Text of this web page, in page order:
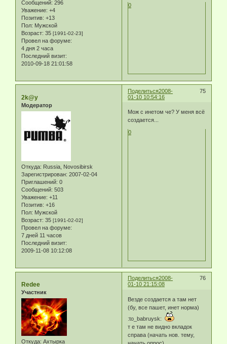
Сообщений: 296
Уважение: +4
Позитив: +13
Пол: Мужской
Возраст: 35 [1991-02-23]
Провел на форуме:
4 дня 2 часа
Последний визит:
2010-09-18 21:01:58
0
Поделиться 75
2008-
01-10 10:54:16
2k@y
Модератор
Откуда: Russia, Novosibirsk
Зарегистрирован: 2007-02-04
Приглашений: 0
Сообщений: 503
Уважение: +11
Позитив: +16
Пол: Мужской
Возраст: 35 [1991-02-02]
Провел на форуме:
7 дней 11 часов
Последний визит:
2009-11-08 10:12:08
Мож с инетом че? У меня всё
создается...
0
Поделиться 76
2008-
01-10 21:15:08
Redee
Участник
Откуда: Ахтырка
Везде создается а там нет
(бу, все пашет, инет норма)
:to_babruysk:
т е там не видно вкладок
справа (начать нов. тему,
начать опрос)